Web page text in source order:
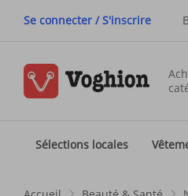
Se connecter / S'inscrire
Sélections locales